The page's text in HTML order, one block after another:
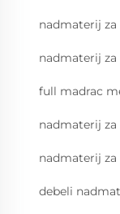
nadmaterij
nadmaterij za
full madrac
nadmaterij
nadmaterij
debeli